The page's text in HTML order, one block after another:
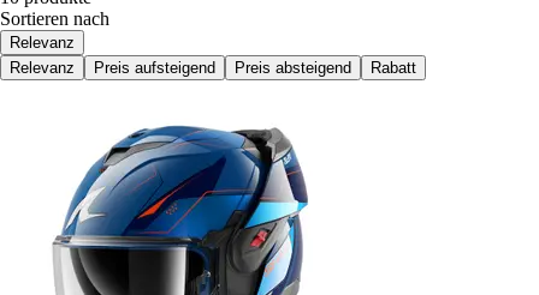
Sortieren nach
Relevanz
Relevanz
Preis aufsteigend Preis absteigend Rabatt